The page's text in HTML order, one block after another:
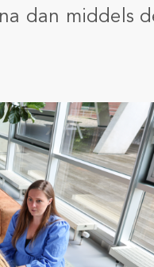
dan middels